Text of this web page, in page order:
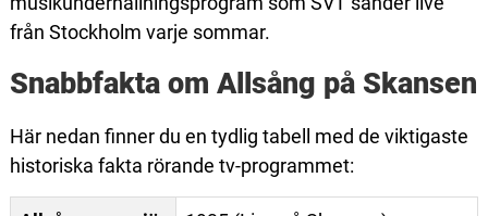
från Stockholm varje sommar.
Snabbfakta om Allsång på Skansen
Här nedan finner du en tydlig tabell med de viktigaste
historiska fakta rörande tv-programmet: